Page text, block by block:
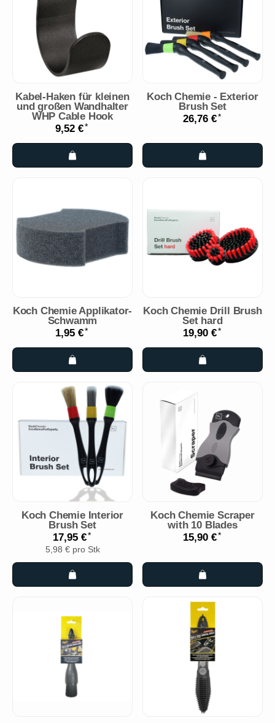
Kabel-Haken für kleinen
und großen Wandhalter
WHP Cable Hook
9,52 €*
Koch Chemie - Exterior
Brush Set
26,76 €*
Koch Chemie Applikator-
Schwamm
1,95 €*
Koch Chemie Drill Brush
Set hard
19,90 €*
Koch Chemie Interior
Brush Set
17,95 €*
5,98 € pro Stk
Koch Chemie Scraper
with 10 Blades
15,90 €*